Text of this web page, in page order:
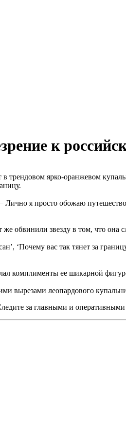
к
ярко-оранжевом
я просто обожаю
обвинили звезду в том, что она
‘Почему вас так тянет за
комплименты ее шикарной
вырезами леопардового
за главными и